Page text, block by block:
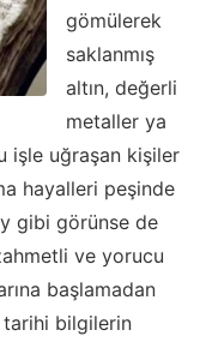
gömülerek
saklanmış
altın, değerli
metaller ya
işle uğraşan kişiler
hayalleri peşinde
gibi görünse de
ve yorucu
başlamadan
bilgilerin